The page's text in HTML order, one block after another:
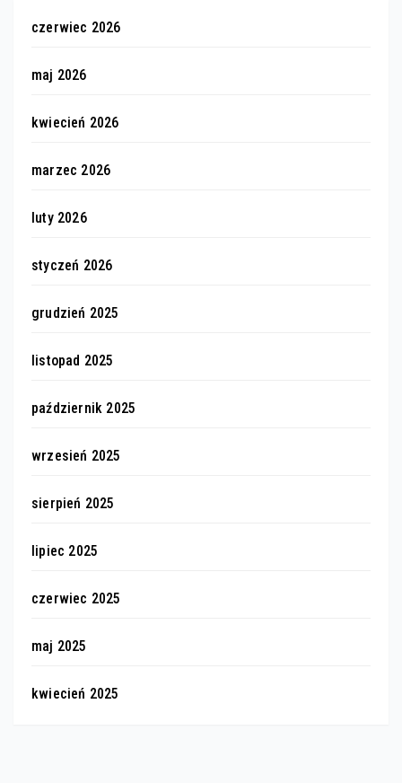
czerwiec 2026
maj 2026
kwiecień 2026
marzec 2026
luty 2026
styczeń 2026
grudzień 2025
listopad 2025
październik 2025
wrzesień 2025
sierpień 2025
lipiec 2025
czerwiec 2025
maj 2025
kwiecień 2025